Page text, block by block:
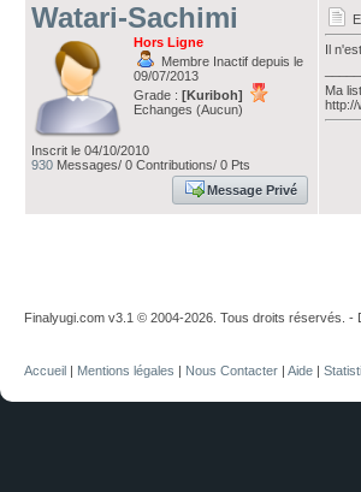
Watari-Sachimi
Hors Ligne
Membre Inactif depuis le
09/07/2013
Grade : [Kuriboh]
Echanges (Aucun)
Inscrit le 04/10/2010
930 Messages/ 0 Contributions/ 0 Pts
Message Privé
Il
Ma
http://
Finalyugi.com v3.1 © 2004-2026. Tous droits réservés. -
Accueil | Mentions légales | Nous Contacter | Aide |